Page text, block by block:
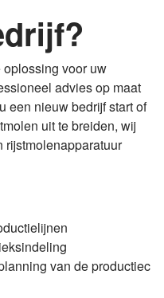
voor uw
advies op maat
een nieuw bedrijf start of
uit te breiden, wij
rijstmolenapparatuur
van de productiec